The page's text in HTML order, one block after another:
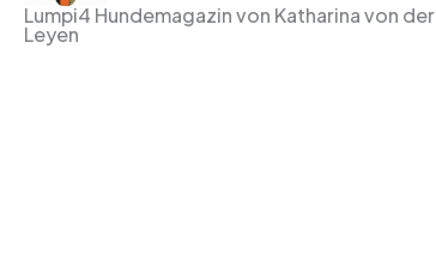
Lumpi4 Hundemagazin von Katharina von der
Leyen